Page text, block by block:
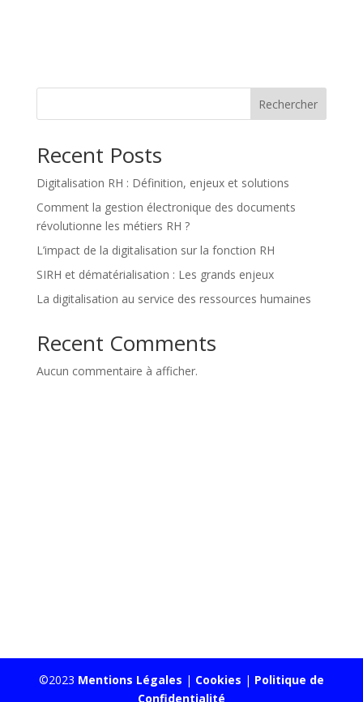
Rechercher
Recent Posts
Digitalisation RH : Définition, enjeux et solutions
Comment la gestion électronique des documents
révolutionne les métiers RH ?
L’impact de la digitalisation sur la fonction RH
SIRH et dématérialisation : Les grands enjeux
La digitalisation au service des ressources humaines
Recent Comments
Aucun commentaire à afficher.
©2023 Mentions Légales | Cookies | Politique de
Confidentialité